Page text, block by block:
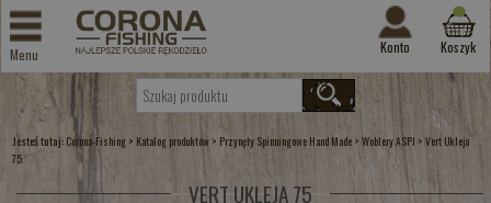
Menu Konto Koszyk
Jesteś tutaj: Corona-Fishing > Katalog produktów > Przynęty Spinningowe Hand Made >Woblery ASPI >Vert Ukleja
75
VERT UKLEJA 75